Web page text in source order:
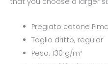
Pregiato cotone Pima
Taglio dritto, regular
Peso: 130 g/m²